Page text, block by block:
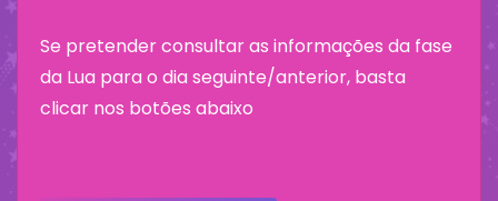
Se pretender consultar as informações da fase
da Lua para o dia seguinte/anterior, basta
clicar nos botões abaixo